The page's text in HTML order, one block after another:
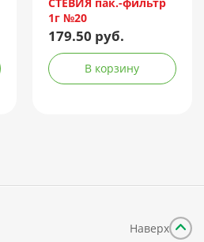
1г №20
179.50 руб.
В корзину
Наверх